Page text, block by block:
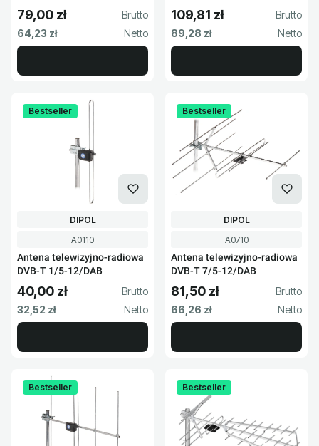
T2 UHF
Cena brutto
79,00 zł
Cena netto
64,23 zł
Cena brutto
109,81 zł
Cena netto
89,28 zł
Bestseller
Kod produktu
A0110
Antena telewizyjno-radiowa
DVB-T 1/5-12/DAB
PRODUCENT
DIPOL
Cena brutto
40,00 zł
Cena netto
32,52 zł
Bestseller
Kod produktu
A0710
Antena telewizyjno-radiowa
DVB-T 7/5-12/DAB
PRODUCENT
DIPOL
Cena brutto
81,50 zł
Cena netto
66,26 zł
Bestseller Bestseller